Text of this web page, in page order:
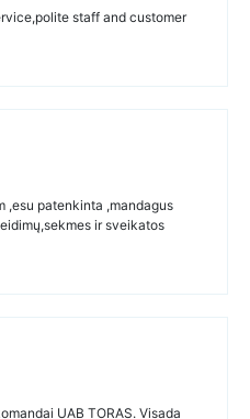
staff and customer
,esu patenkinta ,mandagus
ir sveikatos
UAB TORAS. Visada